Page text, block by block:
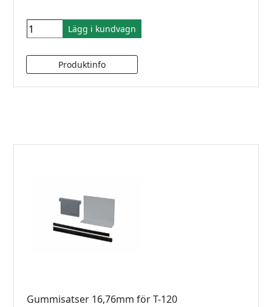
Lägg i kundvagn
Gummisatser 16,76mm för T-120